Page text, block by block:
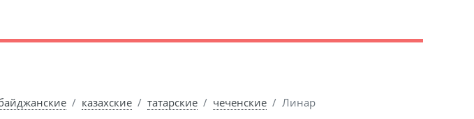
казахские татарские чеченские Линар